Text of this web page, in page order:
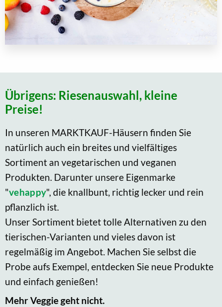
Übrigens: Riesenauswahl, kleine
Preise!
In unseren MARKTKAUF-Häusern finden Sie
natürlich auch ein breites und vielfältiges
Sortiment an vegetarischen und veganen
Produkten. Darunter unsere Eigenmarke
"vehappy", die knallbunt, richtig lecker und rein
pflanzlich ist.
Unser Sortiment bietet tolle Alternativen zu den
tierischen-Varianten und vieles davon ist
regelmäßig im Angebot. Machen Sie selbst die
Probe aufs Exempel, entdecken Sie neue Produkte
und einfach genießen!
Mehr Veggie geht nicht.